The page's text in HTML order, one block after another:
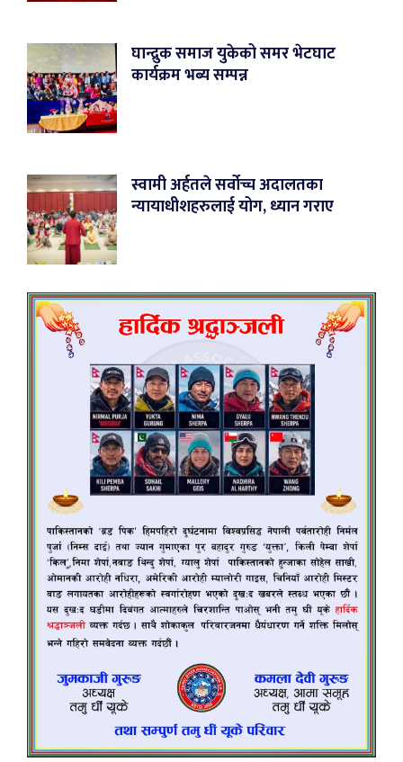
घान्द्रुक समाज युकेको समर भेटघाट
कार्यक्रम भब्य सम्पन्न
स्वामी अर्हतले सर्वोच्च अदालतका
न्यायाधीशहरुलाई योग, ध्यान गराए